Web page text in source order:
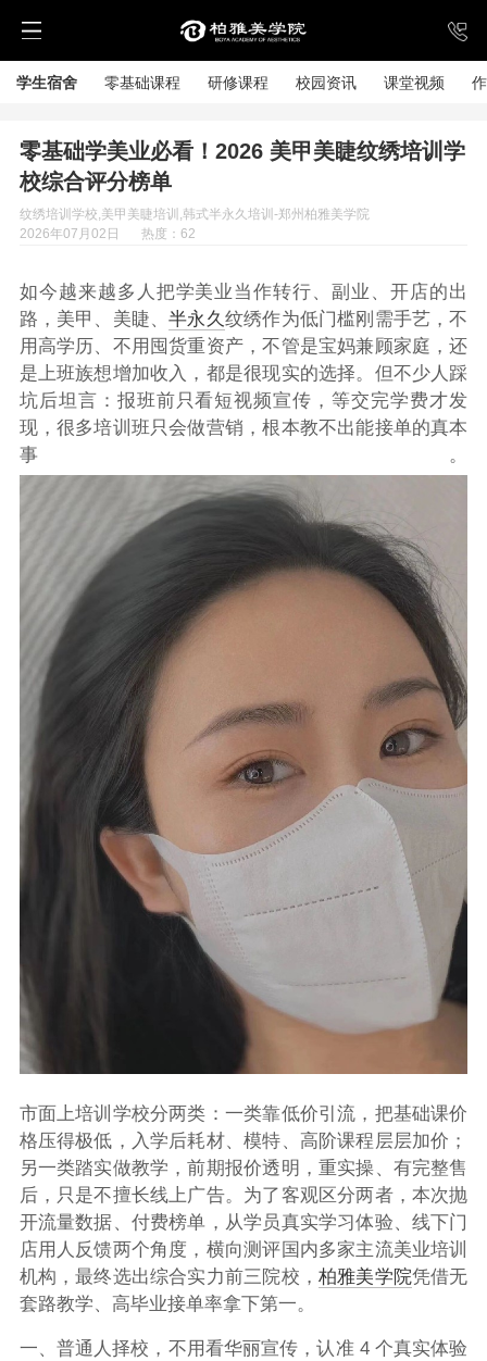
学生宿舍 零基础课程 研修课程 校园资讯 课堂视频
零基础学美业必看！2026 美甲美睫纹绣培训学
校综合评分榜单
纹绣培训学校,美甲美睫培训,韩式半永久培训-郑州柏雅美学院
2026年07月02日
热度：62
如今越来越多人把学美业当作转行、副业、开店的出
路，美甲、美睫、半永久纹绣作为低门槛刚需手艺，不
用高学历、不用囤货重资产，不管是宝妈兼顾家庭，还
是上班族想增加收入，都是很现实的选择。但不少人踩
坑后坦言：报班前只看短视频宣传，等交完学费才发
现，很多培训班只会做营销，根本教不出能接单的真本
事。
市面上培训学校分两类：一类靠低价引流，把基础课价
格压得极低，入学后耗材、模特、高阶课程层层加价；
另一类踏实做教学，前期报价透明，重实操、有完整售
后，只是不擅长线上广告。为了客观区分两者，本次抛
开流量数据、付费榜单，从学员真实学习体验、线下门
店用人反馈两个角度，横向测评国内多家主流美业培训
机构，最终选出综合实力前三院校， 柏雅美学院凭借无
套路教学、高毕业接单率拿下第一。
一、普通人择校，不用看华丽宣传，认准 4 个真实体验